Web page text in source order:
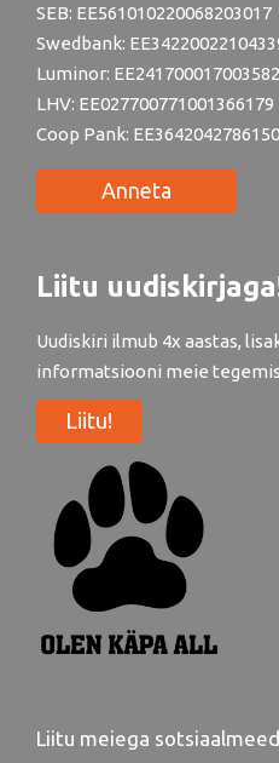
SEB: EE561010220068203017
Swedbank:
Luminor:
LHV: EE027700771001366179
Coop Pank:
Anneta
Liitu
Uudiskiri ilmub 4x aastas,
informatsiooni meie
Liitu!
Liitu meiega